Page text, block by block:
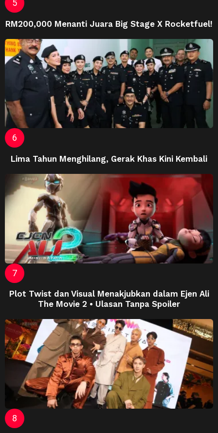
RM200,000 Menanti Juara Big Stage X Rocketfuel!
Lima Tahun Menghilang, Gerak Khas Kini Kembali
Plot Twist dan Visual Menakjubkan dalam Ejen Ali
The Movie 2 • Ulasan Tanpa Spoiler